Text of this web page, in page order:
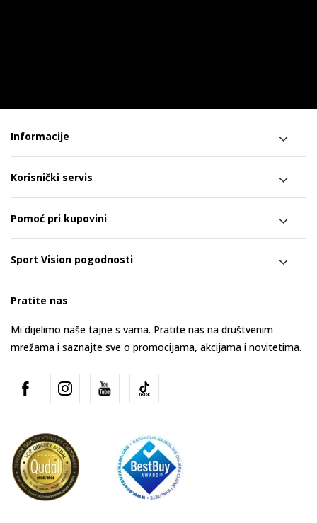
Informacije
Korisnički servis
Pomoć pri kupovini
Sport Vision pogodnosti
Pratite nas
Mi dijelimo naše tajne s vama. Pratite nas na društvenim
mrežama i saznajte sve o promocijama, akcijama i novitetima.